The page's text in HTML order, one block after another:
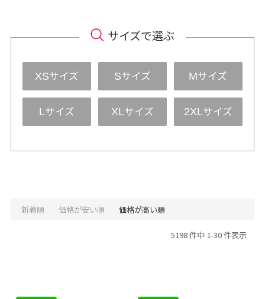
サイズで選ぶ
XSサイズ Sサイズ Mサイズ
Lサイズ XLサイズ 2XLサイズ
新着順 価格が安い順 価格が高い順
5198 件中 1-30 件表示